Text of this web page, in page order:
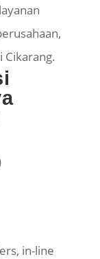
Cikarang.
in-line